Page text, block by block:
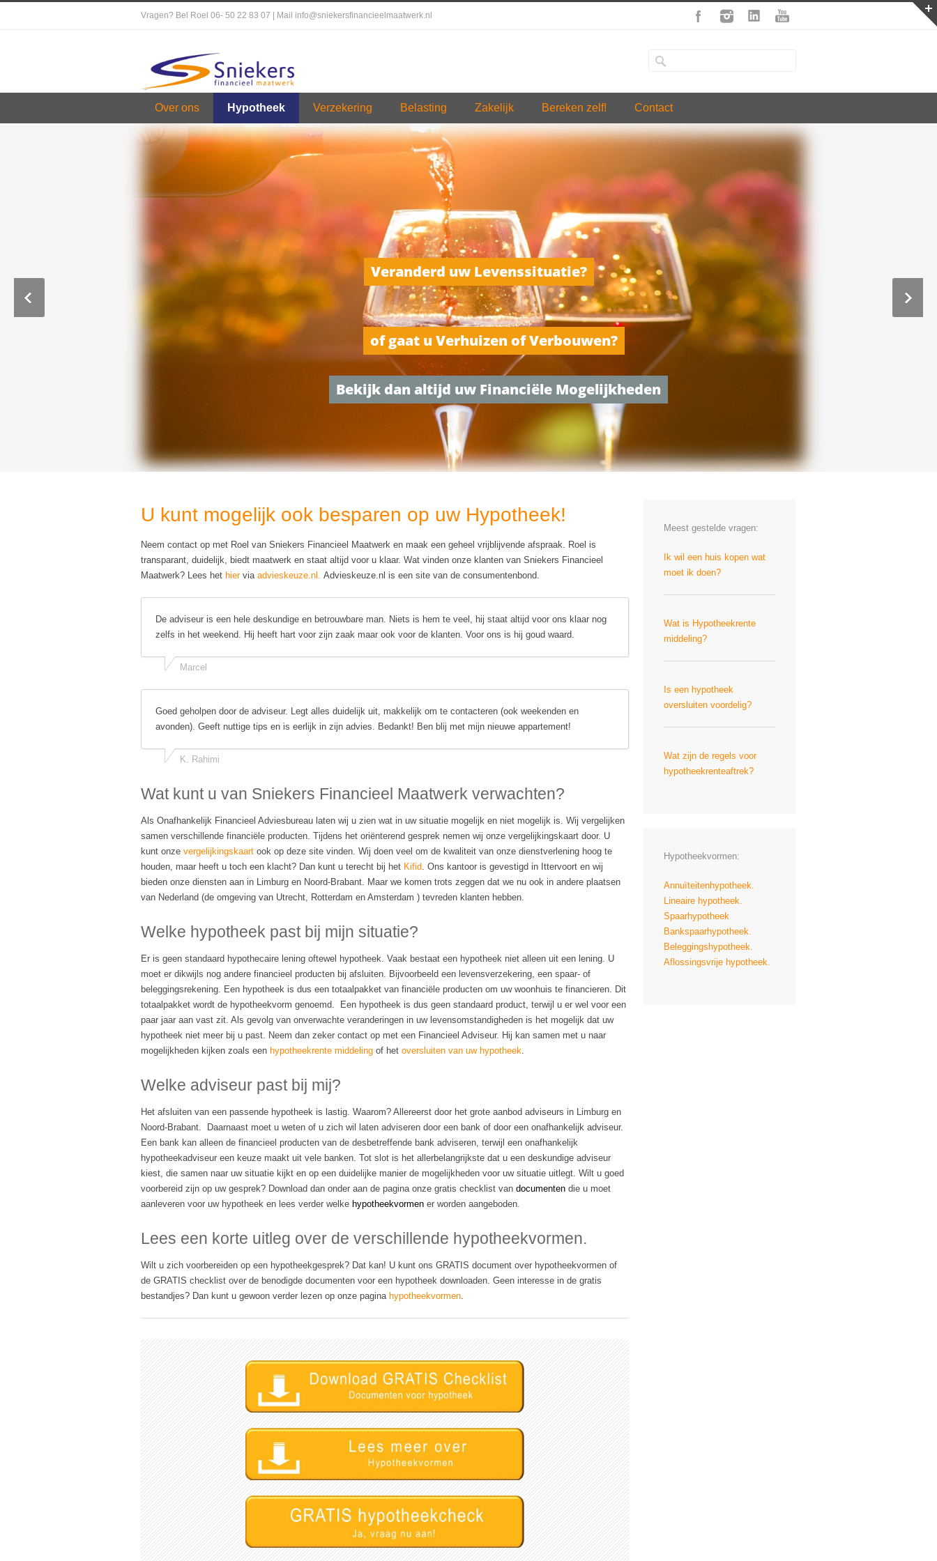
Vragen? Bel Roel 06- 50 22 83 07 | Mail info@sniekersfinancieelmaatwerk.nl
Over ons Hypotheek Verzekering Belasting Zakelijk Bereken zelf! Contact
Veranderd uw Levenssituatie?
of gaat u Verhuizen of Verbouwen?
Bekijk dan altijd uw Financiële Mogelijkheden
U kunt mogelijk ook besparen op uw Hypotheek!
Neem contact op met Roel van Sniekers Financieel Maatwerk en maak een geheel vrijblijvende afspraak. Roel is
transparant, duidelijk, biedt maatwerk en staat altijd voor u klaar. Wat vinden onze klanten van Sniekers Financieel
Maatwerk? Lees het hiervia advieskeuze.nl. Advieskeuze.nl is een site van de consumentenbond.
De adviseur is een hele deskundige en betrouwbare man. Niets is hem te veel, hij staat altijd voor ons klaar nog
zelfs in het weekend. Hij heeft hart voor zijn zaak maar ook voor de klanten. Voor ons is hij goud waard.
Marcel
Goed geholpen door de adviseur. Legt alles duidelijk uit, makkelijk om te contacteren (ook weekenden en
avonden). Geeft nuttige tips en is eerlijk in zijn advies. Bedankt! Ben blij met mijn nieuwe appartement!
K. Rahimi
Wat kunt u van Sniekers Financieel Maatwerk verwachten?
Als Onafhankelijk Financieel Adviesbureau laten wij u zien wat in uw situatie mogelijk en niet mogelijk is. Wij vergelijken
samen verschillende financiële producten. Tijdens het oriënterend gesprek nemen wij onze vergelijkingskaart door. U
kunt onze vergelijkingskaart ook op deze site vinden. Wij doen veel om de kwaliteit van onze dienstverlening hoog te
houden, maar heeft u toch een klacht? Dan kunt u terecht bij het Kifid. Ons kantoor is gevestigd in Ittervoort en wij
bieden onze diensten aan in Limburg en Noord-Brabant. Maar we komen trots zeggen dat we nu ook in andere plaatsen
van Nederland (de omgeving van Utrecht, Rotterdam en Amsterdam ) tevreden klanten hebben.
Welke hypotheek past bij mijn situatie?
Er is geen standaard hypothecaire lening oftewel hypotheek. Vaak bestaat een hypotheek niet alleen uit een lening. U
moet er dikwijls nog andere financieel producten bij afsluiten. Bijvoorbeeld een levensverzekering, een spaar- of
beleggingsrekening. Een hypotheek is dus een totaalpakket van financiële producten om uw woonhuis te financieren. Dit
totaalpakket wordt de hypotheekvorm genoemd. Een hypotheek is dus geen standaard product, terwijl u er wel voor een
paar jaar aan vast zit. Als gevolg van onverwachte veranderingen in uw levensomstandigheden is het mogelijk dat uw
hypotheek niet meer bij u past. Neem dan zeker contact op met een Financieel Adviseur. Hij kan samen met u naar
mogelijkheden kijken zoals een hypotheekrente middeling of het oversluiten van uw hypotheek.
Welke adviseur past bij mij?
Het afsluiten van een passende hypotheek is lastig. Waarom? Allereerst door het grote aanbod adviseurs in Limburg en
Noord-Brabant. Daarnaast moet u weten of u zich wil laten adviseren door een bank of door een onafhankelijk adviseur.
Een bank kan alleen de financieel producten van de desbetreffende bank adviseren, terwijl een onafhankelijk
hypotheekadviseur een keuze maakt uit vele banken. Tot slot is het allerbelangrijkste dat u een deskundige adviseur
kiest, die samen naar uw situatie kijkt en op een duidelijke manier de mogelijkheden voor uw situatie uitlegt. Wilt u goed
voorbereid zijn op uw gesprek? Download dan onder aan de pagina onze gratis checklist van documenten die u moet
aanleveren voor uw hypotheek en lees verder welke hypotheekvormen er worden aangeboden.
Lees een korte uitleg over de verschillende hypotheekvormen.
Wilt u zich voorbereiden op een hypotheekgesprek? Dat kan! U kunt ons GRATIS document over hypotheekvormen of
de GRATIS checklist over de benodigde documenten voor een hypotheek downloaden. Geen interesse in de gratis
bestandjes? Dan kunt u gewoon verder lezen op onze pagina hypotheekvormen.
Meest gestelde vragen:
Ik wil een huis kopen wat
moet ik doen?
Wat is Hypotheekrente
middeling?
Is een hypotheek
oversluiten voordelig?
Wat zijn de regels voor
hypotheekrenteaftrek?
Hypotheekvormen:
Annuïteitenhypotheek.
Lineaire hypotheek.
Spaarhypotheek
Bankspaarhypotheek.
Beleggingshypotheek.
Aflossingsvrije hypotheek.